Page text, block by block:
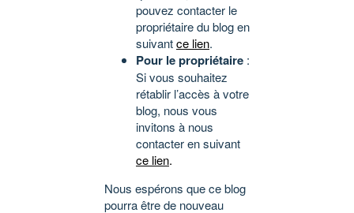
pouvez contacter le
propriétaire du blog en
suivantce lien.
Pour le propriétaire :
Si vous souhaitez
rétablir l’accès à votre
blog, nous vous
invitons à nous
contacter en suivant
ce lien.
Nous espérons que ce blog
pourra être de nouveau